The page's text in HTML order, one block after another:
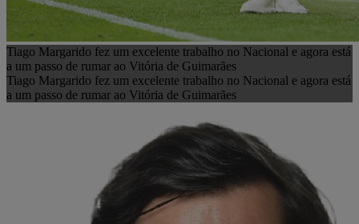
Tiago Margarido fez um excelente trabalho no Nacional e agora está
a um passo de rumar ao Vitória de Guimarães
Tiago Margarido fez um excelente trabalho no Nacional e agora está
a um passo de rumar ao Vitória de Guimarães